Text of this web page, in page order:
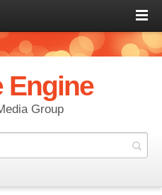
Engine
Group